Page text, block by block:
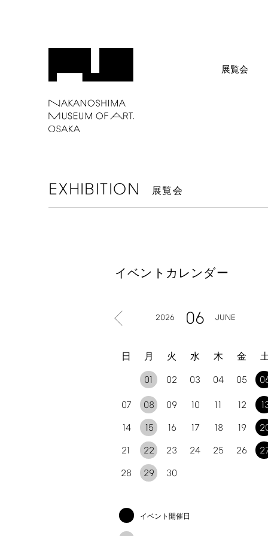
展覧会
EXHIBITION 展覧会
イベントカレンダー
2026 06 JUNE
日 月 火 水 木 金
01 02 03 04 05
07 08 09 10 11 12
14 15 16 17 18 19
21 22 23 24 25 26
28 29 30
イベント開催日